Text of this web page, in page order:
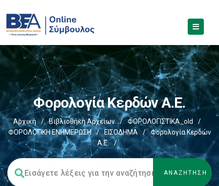
Φορολογία Κερδών Α.Ε.
Αρχική / Βιβλιοθήκη Αρχείων / ΦΟΡΟΛΟΓΙΣΤΙΚΑ_old
/
ΦΟΡΟΛΟΓΙΚΗ ΕΝΗΜΕΡΩΣΗ
/ ΕΙΣΟΔΗΜΑ /
Φορολογία Κερδών
Α.Ε.
/